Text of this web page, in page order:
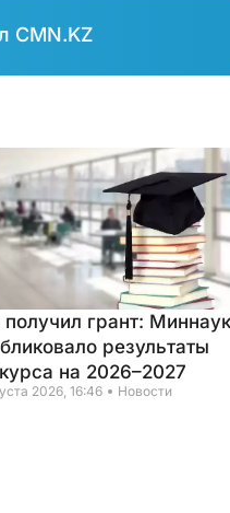
CMN.KZ
получил грант:
результаты
на 2026–2027
2026, 16:46 Новости